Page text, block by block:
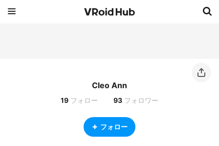
Cleo Ann
19 フォロー 93 フォロワー
フォロー